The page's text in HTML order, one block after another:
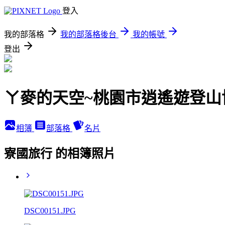
登入
我的部落格 我的部落格後台
我的帳號
登出
ㄚ麥的天空~桃園市逍遙遊登
相簿 部落格 名片
寮國旅行 的相簿照片
DSC00151.JPG